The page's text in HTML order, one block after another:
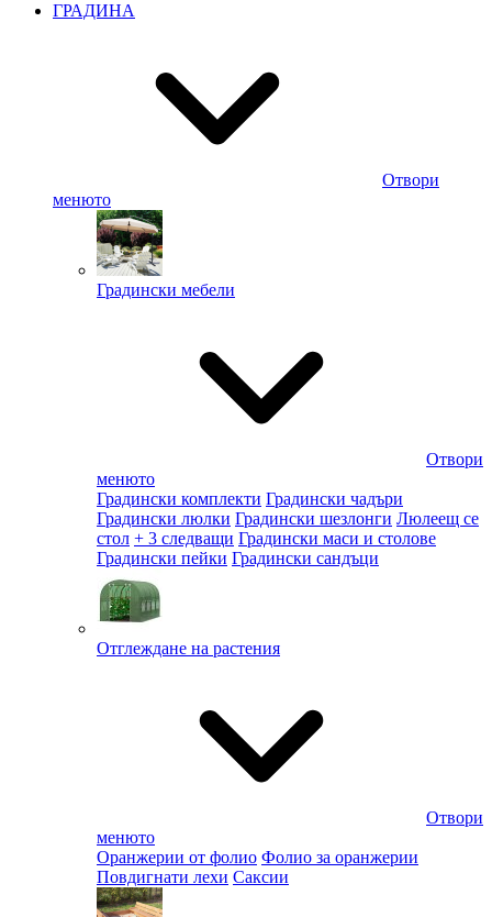
ГРАДИНА
Отвори
менюто
Градински мебели
Отвори
менюто
Градински комплекти Градински чадъри
Градински люлки Градински шезлонги Люлеещ се
стол + 3 следващи Градински маси и столове
Градински пейки Градински сандъци
Отглеждане на растения
Отвори
менюто
Оранжерии от фолио Фолио за оранжерии
Повдигнати лехи Саксии